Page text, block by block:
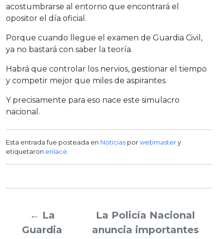
acostumbrarse al entorno que encontrará el
opositor el día oficial.
Porque cuando llegue el examen de Guardia Civil,
ya no bastará con saber la teoría.
Habrá que controlar los nervios, gestionar el tiempo
y competir mejor que miles de aspirantes.
Y precisamente para eso nace este simulacro
nacional.
Esta entrada fue posteada en Noticias porwebmastery
etiquetaron enlace
← La
Guardia
La Policía Nacional
anuncia importantes